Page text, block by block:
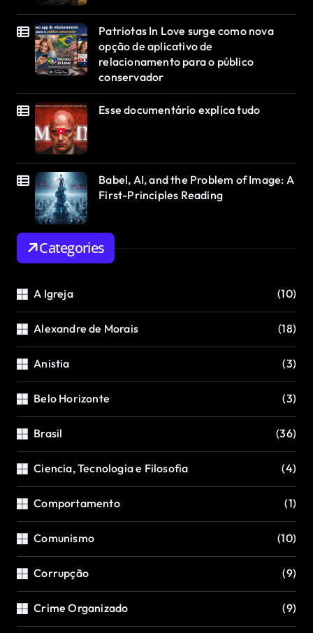
Patriotas In Love surge como nova
opção de aplicativo de
relacionamento para o público
conservador
Esse documentário explica tudo
Babel, AI, and the Problem of Image: A
First-Principles Reading
Categories
A Igreja (10)
Alexandre de Morais (18)
Anistia (3)
Belo Horizonte (3)
Brasil (36)
Ciencia, Tecnologia e Filosofia (4)
Comportamento (1)
Comunismo (10)
Corrupção (9)
Crime Organizado (9)